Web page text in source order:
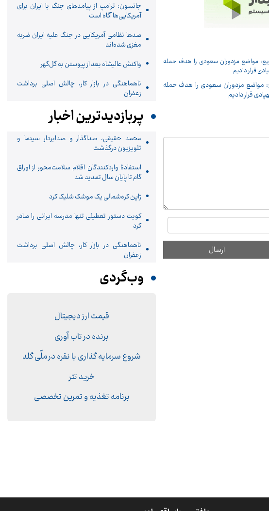
مواضع مزدوران سعودی را هدف حمله
قرار دادیم
جانسون: ترامپ از پیامدهای جنگ با ایران برای
آمریکایی‌ها آگاه است
صدها نظامی آمریکایی در جنگ علیه ایران ضربه
مغزی شده‌اند
واکنش عالیشاه بعد از پیوستن به گل‌گهر
ناهماهنگی در بازار کار، چالش اصلی برداشت
زعفران
پربازدیدترین اخبار
محمد حقیقی، صداگذار و صدابردار سینما و
تلویزیون درگذشت
استفادۀ واردکنندگان اقلام سلامت‌محور از اوراق
گام تا پایان سال تمدید شد
ژاپن کره‌شمالی یک موشک شلیک کرد
کویت دستور تعطیلی تنها مدرسه ایرانی را صادر
کرد
ناهماهنگی در بازار کار، چالش اصلی برداشت
زعفران
وب‌گردی
قیمت ارز دیجیتال
برنده در تاب آوری
شروع سرمایه گذاری با نقره در ملّی گلد
خرید تتر
برنامه تغذیه و تمرین تخصصی